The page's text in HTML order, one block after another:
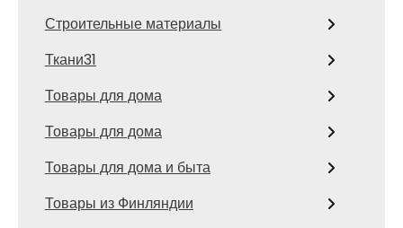
Строительные материалы
Ткани31
Товары для дома
Товары для дома
Товары для дома и быта
Товары из Финляндии